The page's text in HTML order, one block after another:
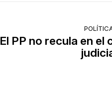
El PP no recula en